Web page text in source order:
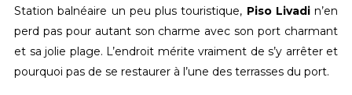
Station balnéaire un peu plus touristique, Piso Livadin’en
perd pas pour autant son charme avec son port charmant
et sa jolie plage. L’endroit mérite vraiment de s’y arrêter et
pourquoi pas de se restaurer à l’une des terrasses du port.